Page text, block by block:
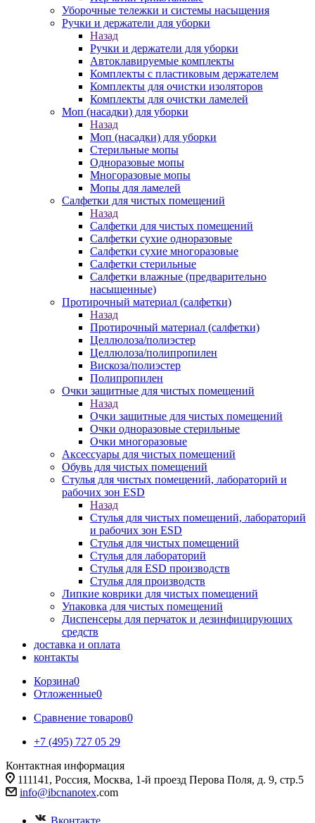
Уборочные тележки и системы насыщения
Ручки и держатели для уборки
Назад
Ручки и держатели для уборки
Автоклавируемые комплекты
Комплекты с пластиковым держателем
Комплекты для очистки изоляторов
Комплекты для очистки ламелей
Моп (насадки) для уборки
Назад
Моп (насадки) для уборки
Стерильные мопы
Одноразовые мопы
Многоразовые мопы
Мопы для ламелей
Салфетки для чистых помещений
Назад
Салфетки для чистых помещений
Салфетки сухие одноразовые
Салфетки сухие многоразовые
Салфетки стерильные
Салфетки влажные (предварительно
насыщенные)
Протирочный материал (салфетки)
Назад
Протирочный материал (салфетки)
Целлюлоза/полиэстер
Целлюлоза/полипропилен
Вискоза/полиэстер
Полипропилен
Очки защитные для чистых помещений
Назад
Очки защитные для чистых помещений
Очки одноразовые стерильные
Очки многоразовые
Аксессуары для чистых помещений
Обувь для чистых помещений
Стулья для чистых помещений, лабораторий и
рабочих зон ESD
Назад
Стулья для чистых помещений, лабораторий
и рабочих зон ESD
Стулья для чистых помещений
Стулья для лабораторий
Стулья для ESD производств
Стулья для производств
Липкие коврики для чистых помещений
Упаковка для чистых помещений
Диспенсеры для перчаток и дезинфицирующих
средств
доставка и оплата
контакты
Корзина0
Отложенные0
Сравнение товаров0
+7 (495) 727 05 29
Контактная информация
111141, Россия, Москва, 1-й проезд Перова Поля, д. 9, стр.5
info@ibcnanotex.com
Вконтакте